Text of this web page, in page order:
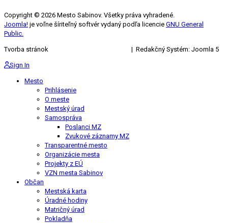
Copyright © 2026 Mesto Sabinov. Všetky práva vyhradené.
Joomla! je voľne šíriteľný softvér vydaný podľa licencie GNU General
Public.
Tvorba stránok | Redakčný Systém: Joomla 5
Sign In
Mesto
Prihlásenie
O meste
Mestský úrad
Samospráva
Poslanci MZ
Zvukové záznamy MZ
Transparentné mesto
Organizácie mesta
Projekty z EÚ
VZN mesta Sabinov
Občan
Mestská karta
Úradné hodiny
Matričný úrad
Pokladňa